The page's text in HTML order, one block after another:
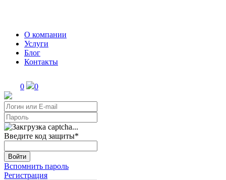
О компании
Услуги
Блог
Контакты
0 0
Введите код защиты*
Войти
Вспомнить пароль
Регистрация